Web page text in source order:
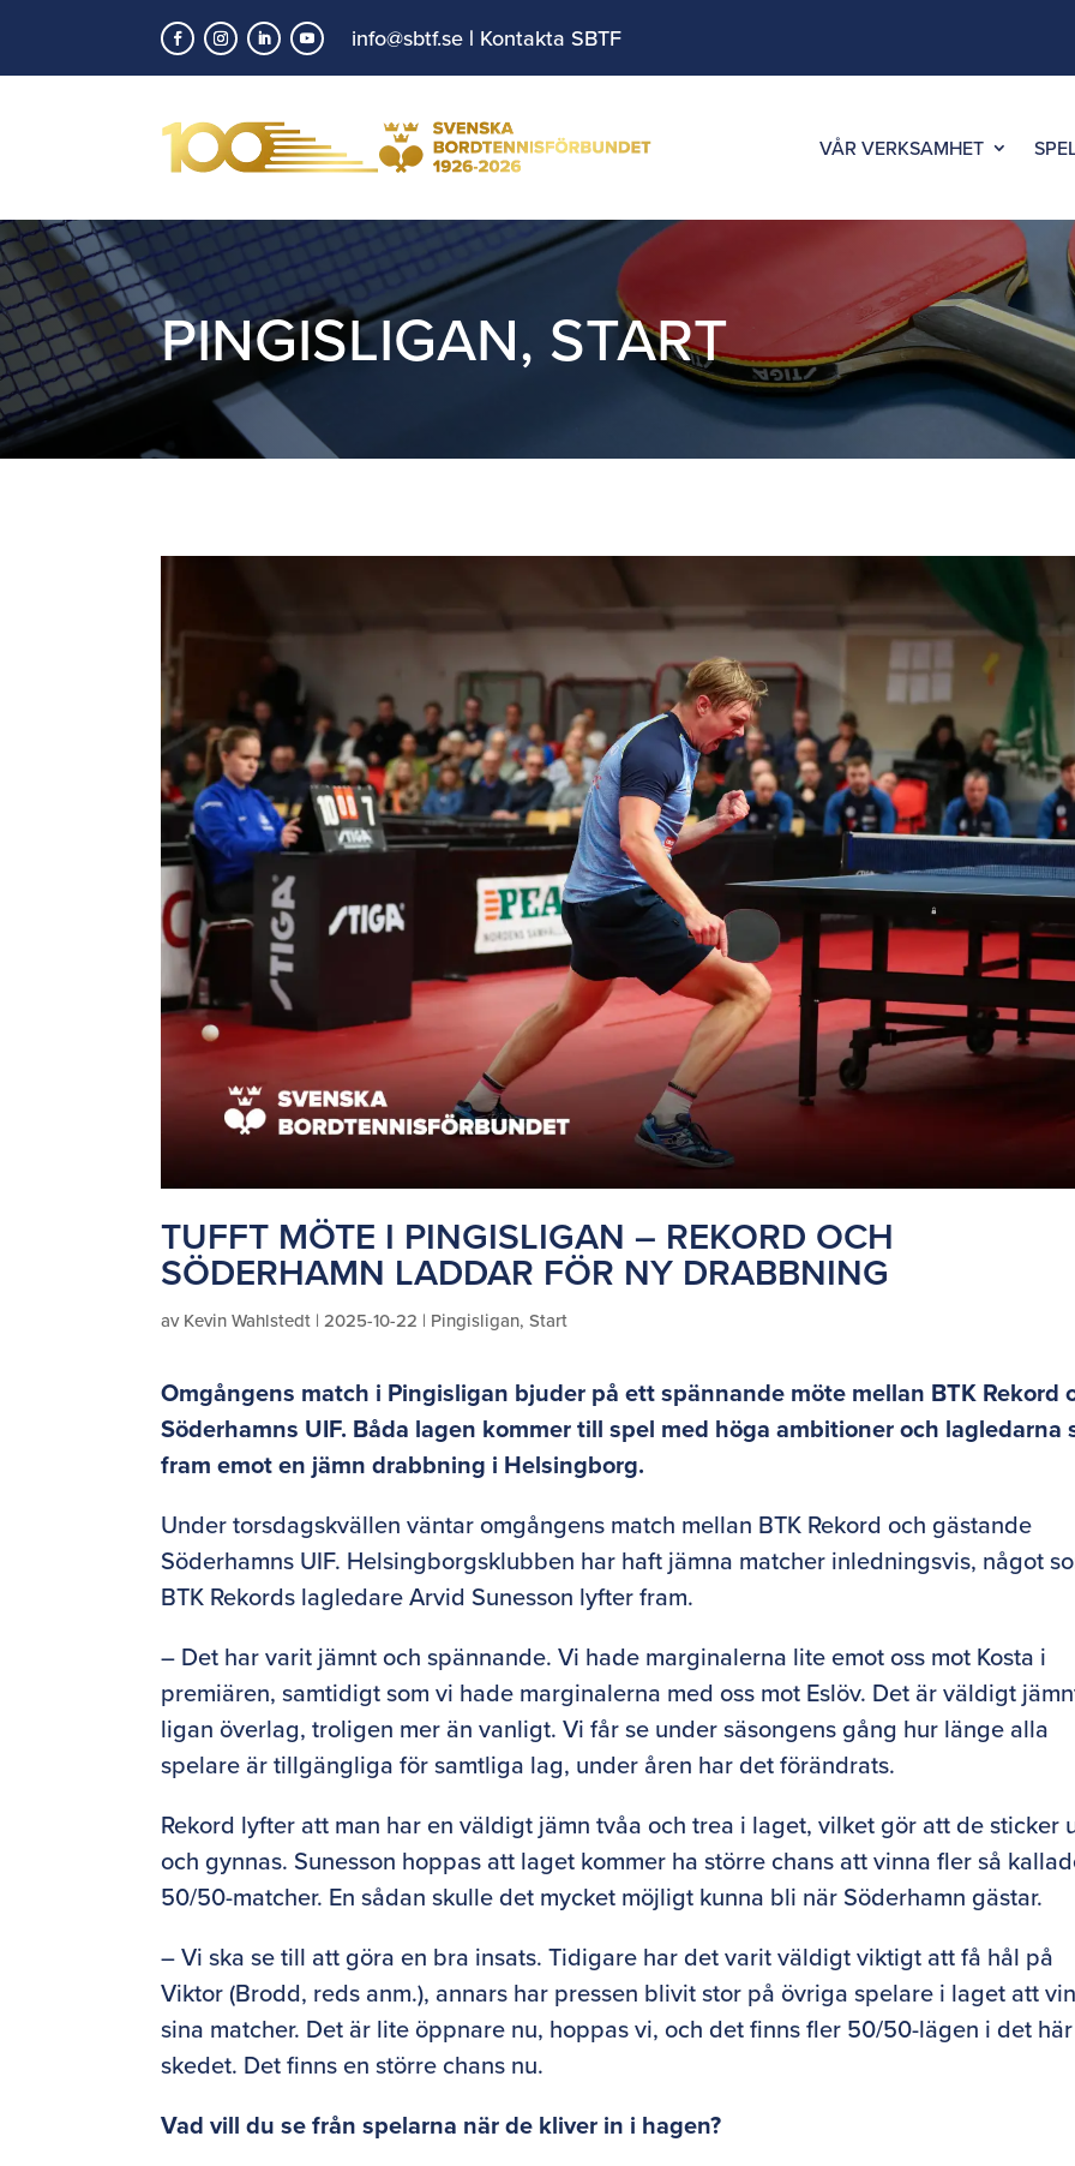
info@sbtf.se | Kontakta SBTF
VÅR VERKSAMHET
PINGISLIGAN, START
TUFFT MÖTE I PINGISLIGAN – REKORD OCH
SÖDERHAMN LADDAR FÖR NY DRABBNING
avKevin Wahlstedt |2025-10-22 | Pingisligan,Start
Omgångens match i Pingisligan bjuder på ett spännande möte mellan BTK Rekord
Söderhamns UIF. Båda lagen kommer till spel med höga ambitioner och lagledarna
fram emot en jämn drabbning i Helsingborg.
Under torsdagskvällen väntar omgångens match mellan BTK Rekord och gästande
Söderhamns UIF. Helsingborgsklubben har haft jämna matcher inledningsvis, något
BTK Rekords lagledare Arvid Sunesson lyfter fram.
– Det har varit jämnt och spännande. Vi hade marginalerna lite emot oss mot Kosta i
premiären, samtidigt som vi hade marginalerna med oss mot Eslöv. Det är väldigt
ligan överlag, troligen mer än vanligt. Vi får se under säsongens gång hur länge alla
spelare är tillgängliga för samtliga lag, under åren har det förändrats.
Rekord lyfter att man har en väldigt jämn tvåa och trea i laget, vilket gör att de sticker
och gynnas. Sunesson hoppas att laget kommer ha större chans att vinna fler så
50/50-matcher. En sådan skulle det mycket möjligt kunna bli när Söderhamn gästar.
– Vi ska se till att göra en bra insats. Tidigare har det varit väldigt viktigt att få hål på
Viktor (Brodd, reds anm.), annars har pressen blivit stor på övriga spelare i laget att
sina matcher. Det är lite öppnare nu, hoppas vi, och det finns fler 50/50-lägen i det här
skedet. Det finns en större chans nu.
Vad vill du se från spelarna när de kliver in i hagen?